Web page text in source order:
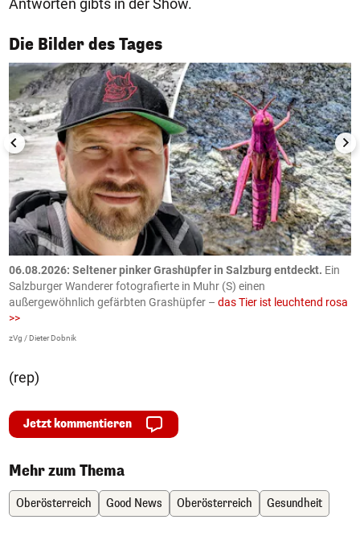
Antworten gibts in der Show.
Die Bilder des Tages
1/50
06.08.2026: Seltener pinker Grashüpfer in Salzburg entdeckt. Ein
Salzburger Wanderer fotografierte in Muhr (S) einen
außergewöhnlich gefärbten Grashüpfer – das Tier ist leuchtend rosa
>>
zVg / Dieter Dobnik
(rep)
Jetzt kommentieren
Mehr zum Thema
Oberösterreich Good News Oberösterreich Gesundheit